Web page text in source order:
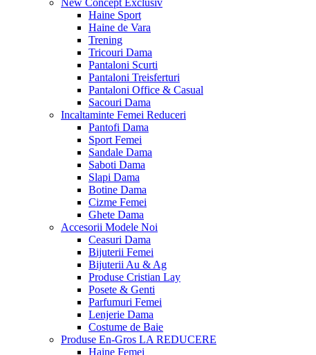
New Concept Exclusiv
Haine Sport
Haine de Vara
Trening
Tricouri Dama
Pantaloni Scurti
Pantaloni Treisferturi
Pantaloni Office & Casual
Sacouri Dama
Incaltaminte Femei Reduceri
Pantofi Dama
Sport Femei
Sandale Dama
Saboti Dama
Slapi Dama
Botine Dama
Cizme Femei
Ghete Dama
Accesorii Modele Noi
Ceasuri Dama
Bijuterii Femei
Bijuterii Au & Ag
Produse Cristian Lay
Posete & Genti
Parfumuri Femei
Lenjerie Dama
Costume de Baie
Produse En-Gros LA REDUCERE
Haine Femei